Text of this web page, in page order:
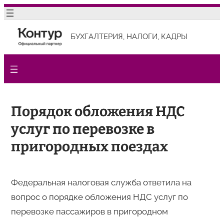
Перейти
содержимому
БУХГАЛТЕРИЯ, НАЛОГИ, КАДРЫ
Порядок обложения НДС
услуг по перевозке в
пригородных поездах
Федеральная налоговая служба ответила на
вопрос о порядке обложения НДС услуг по
перевозке пассажиров в пригородном